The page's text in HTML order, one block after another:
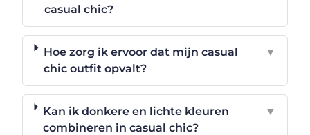
casual chic?
Hoe zorg ik ervoor dat mijn casual
chic outfit opvalt?
▼
Kan ik donkere en lichte kleuren
combineren in casual chic?
▼